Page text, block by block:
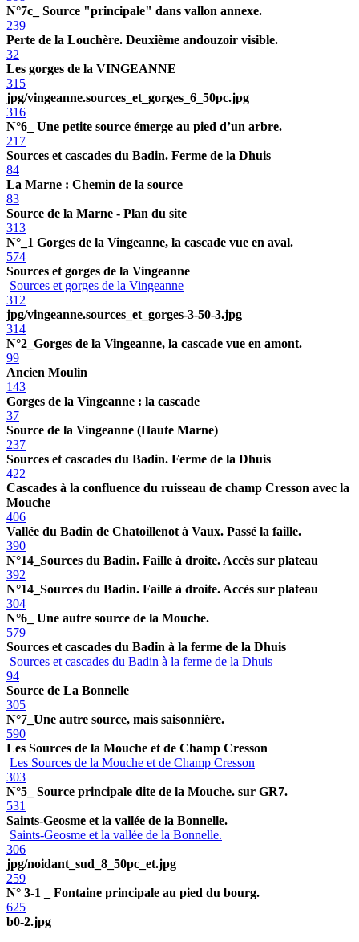
N°7c_ Source "principale" dans vallon annexe.
239
Perte de la Louchère. Deuxième andouzoir visible.
32
Les gorges de la VINGEANNE
315
jpg/vingeanne.sources_et_gorges_6_50pc.jpg
316
N°6_ Une petite source émerge au pied d’un arbre.
217
Sources et cascades du Badin. Ferme de la Dhuis
84
La Marne : Chemin de la source
83
Source de la Marne - Plan du site
313
N°_1 Gorges de la Vingeanne, la cascade vue en aval.
574
Sources et gorges de la Vingeanne
Sources et gorges de la Vingeanne
312
jpg/vingeanne.sources_et_gorges-3-50-3.jpg
314
N°2_Gorges de la Vingeanne, la cascade vue en amont.
99
Ancien Moulin
143
Gorges de la Vingeanne : la cascade
37
Source de la Vingeanne (Haute Marne)
237
Sources et cascades du Badin. Ferme de la Dhuis
422
Cascades à la confluence du ruisseau de champ Cresson avec la
Mouche
406
Vallée du Badin de Chatoillenot à Vaux. Passé la faille.
390
N°14_Sources du Badin. Faille à droite. Accès sur plateau
392
N°14_Sources du Badin. Faille à droite. Accès sur plateau
304
N°6_ Une autre source de la Mouche.
579
Sources et cascades du Badin à la ferme de la Dhuis
Sources et cascades du Badin à la ferme de la Dhuis
94
Source de La Bonnelle
305
N°7_Une autre source, mais saisonnière.
590
Les Sources de la Mouche et de Champ Cresson
Les Sources de la Mouche et de Champ Cresson
303
N°5_ Source principale dite de la Mouche. sur GR7.
531
Saints-Geosme et la vallée de la Bonnelle.
Saints-Geosme et la vallée de la Bonnelle.
306
jpg/noidant_sud_8_50pc_et.jpg
259
N° 3-1 _ Fontaine principale au pied du bourg.
625
b0-2.jpg